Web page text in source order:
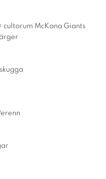
cultorum McKana Giants